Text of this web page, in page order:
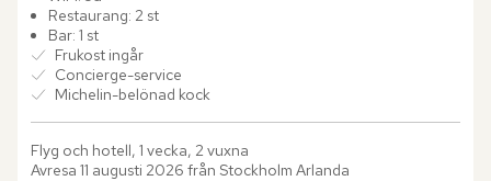
Restaurang: 2 st
Bar: 1 st
Frukost ingår
Concierge-service
Michelin-belönad kock
Flyg och hotell, 1 vecka, 2 vuxna
Avresa 11 augusti 2026 från Stockholm Arlanda